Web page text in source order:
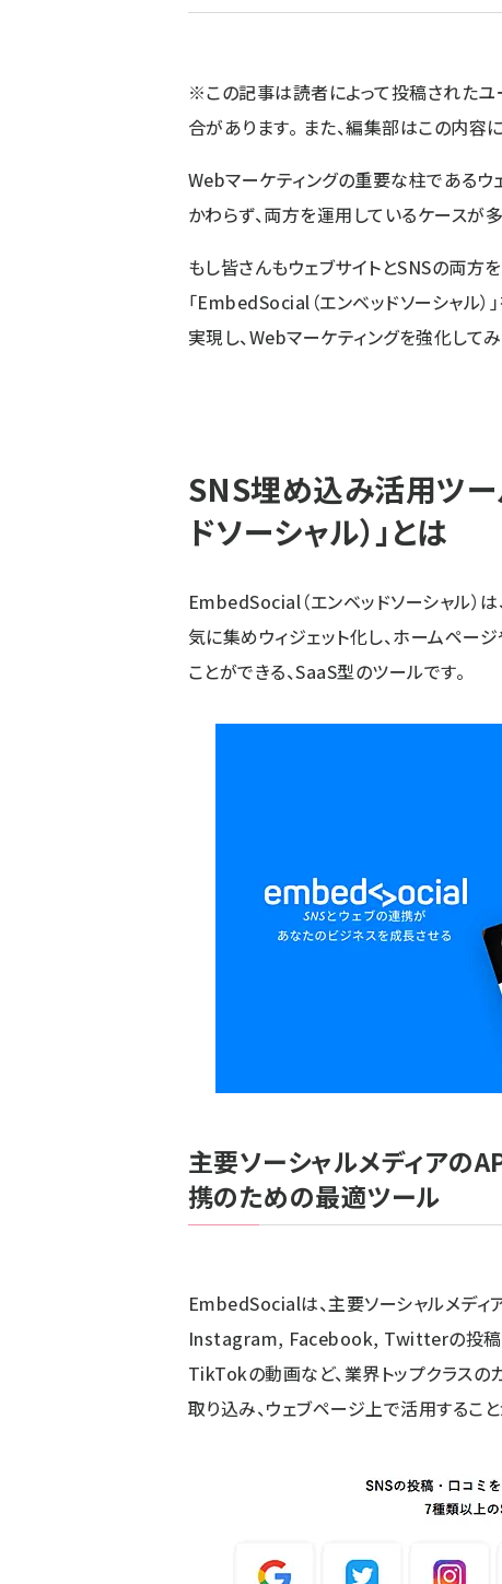
※この記事は読者によって投稿された
合があります。 また、編集部はこの内容
Webマーケティングの重要な柱であるウ
かわらず、両方を運用しているケースが多
もし皆さんもウェブサイトとSNSの両方
「EmbedSocial（エンベッドソーシャル）
実現し、Webマーケティングを強化して
SNS埋め込み活用ツ
ドソーシャル）」とは
EmbedSocial（エンベッドソーシャル）
気に集めウィジェット化し、ホームペー
ことができる、SaaS型のツールです。
主要ソーシャルメディアの
携のための最適ツール
EmbedSocialは、主要ソーシャルメディ
Instagram, Facebook, Twitterの投稿
TikTokの動画など、業界トップクラスの
取り込み、ウェブページ上で活用するこ